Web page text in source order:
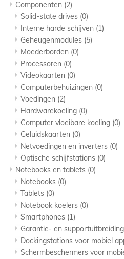
Componenten (2)
Solid-state drives (0)
Interne harde schijven (1)
Geheugenmodules (5)
Moederborden (0)
Processoren (0)
Videokaarten (0)
Computerbehuizingen (0)
Voedingen (2)
Hardwarekoeling (0)
Computer vloeibare koeling (0)
Geluidskaarten (0)
Netvoedingen en inverters (0)
Optische schijfstations (0)
Notebooks en tablets (0)
Notebooks (0)
Tablets (0)
Notebook koelers (0)
Smartphones (1)
Garantie- en
Dockingstations voor mobiel
Schermbeschermers voor